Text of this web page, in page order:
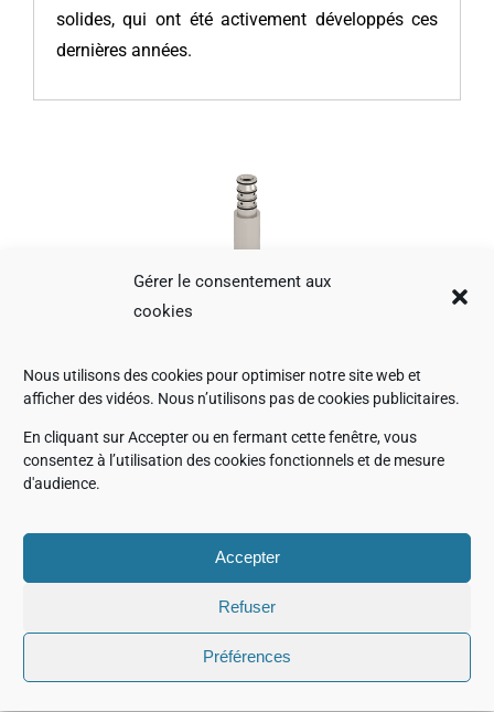
Gérer le consentement aux
cookies
Nous utilisons des cookies pour optimiser notre site web et
afficher des vidéos. Nous n’utilisons pas de cookies publicitaires.
En cliquant sur Accepter ou en fermant cette fenêtre, vous
consentez à l’utilisation des cookies fonctionnels et de mesure
d'audience.
Accepter
Refuser
Préférences
solides, qui ont été activement développés ces
dernières années.
CARACTÉRISTIQUES
Gradient de champ magnétique
maximal
Diamètre du tube échantillon